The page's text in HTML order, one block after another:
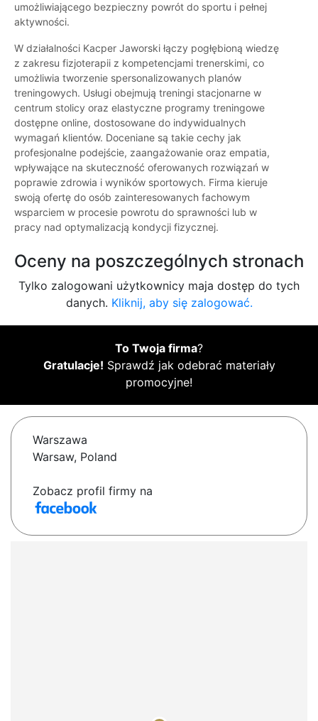
umożliwiającego bezpieczny powrót do sportu i pełnej
aktywności.
W działalności Kacper Jaworski łączy pogłębioną wiedzę
z zakresu fizjoterapii z kompetencjami trenerskimi, co
umożliwia tworzenie spersonalizowanych planów
treningowych. Usługi obejmują treningi stacjonarne w
centrum stolicy oraz elastyczne programy treningowe
dostępne online, dostosowane do indywidualnych
wymagań klientów. Doceniane są takie cechy jak
profesjonalne podejście, zaangażowanie oraz empatia,
wpływające na skuteczność oferowanych rozwiązań w
poprawie zdrowia i wyników sportowych. Firma kieruje
swoją ofertę do osób zainteresowanych fachowym
wsparciem w procesie powrotu do sprawności lub w
pracy nad optymalizacją kondycji fizycznej.
Oceny na poszczególnych stronach
Tylko zalogowani użytkownicy maja dostęp do tych
danych. Kliknij, aby się zalogować.
To Twoja firma?
Gratulacje! Sprawdź jak odebrać materiały
promocyjne!
Warszawa
Warsaw, Poland
Zobacz profil firmy na